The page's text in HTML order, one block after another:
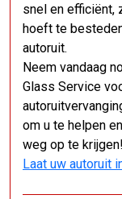
snel en efficiënt,
hoeft te
autoruit.
Neem vandaag
Glass Service
om u te helpen
weg op te krijgen!
Laat uw autoruit